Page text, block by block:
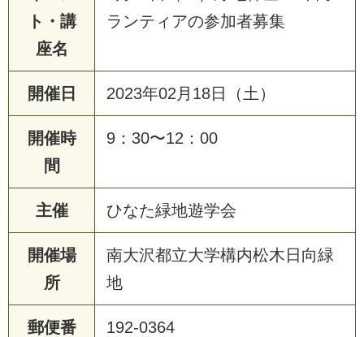
ト・講
座名
ランティアの参加者募集
開催日 2023年02月18日（土）
開催時
間
9：30〜12：00
主催 ひなた緑地遊学会
開催場
所
南大沢都立大学構内松木日向緑
地
郵便番
192-0364